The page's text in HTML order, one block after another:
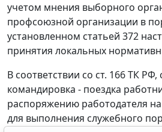
учетом мнения выборного
профсоюзной организации в
установленном статьей 372
принятия локальных
В соответствии со ст. 166ТК РФ,
командировка - поездка
распоряжению работодателя
для выполнения служебного